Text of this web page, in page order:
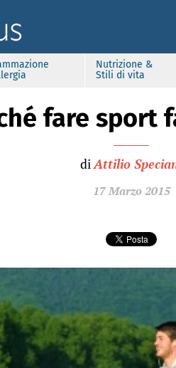
Nutrizione &
Stili di vita
fare sport
diAttilio
17 Marzo 2015